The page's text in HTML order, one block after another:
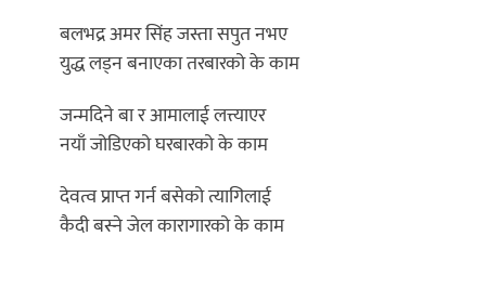
बलभद्र अमर सिंह जस्ता सपुत नभए
युद्ध लड्न बनाएका तरबारको के काम
जन्मदिने बा र आमालाई लत्त्याएर
नयाँ जोडिएको घरबारको के काम
देवत्व प्राप्त गर्न बसेको त्यागिलाई
कैदी बस्ने जेल कारागारको के काम